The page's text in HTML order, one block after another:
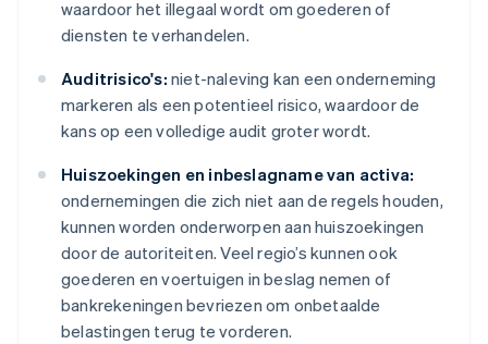
waardoor het illegaal wordt om goederen of
diensten te verhandelen.
Auditrisico's: niet-naleving kan een onderneming
markeren als een potentieel risico, waardoor de
kans op een volledige audit groter wordt.
Huiszoekingen en inbeslagname van activa:
ondernemingen die zich niet aan de regels houden,
kunnen worden onderworpen aan huiszoekingen
door de autoriteiten. Veel regio’s kunnen ook
goederen en voertuigen in beslag nemen of
bankrekeningen bevriezen om onbetaalde
belastingen terug te vorderen.